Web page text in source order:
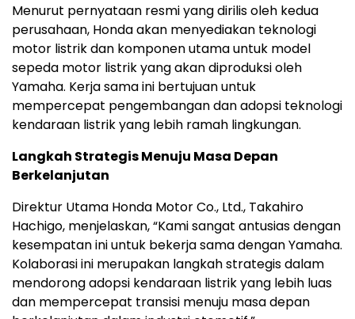
Menurut pernyataan resmi yang dirilis oleh kedua
perusahaan, Honda akan menyediakan teknologi
motor listrik dan komponen utama untuk model
sepeda motor listrik yang akan diproduksi oleh
Yamaha. Kerja sama ini bertujuan untuk
mempercepat pengembangan dan adopsi teknologi
kendaraan listrik yang lebih ramah lingkungan.
Langkah Strategis Menuju Masa Depan
Berkelanjutan
Direktur Utama Honda Motor Co., Ltd., Takahiro
Hachigo, menjelaskan, “Kami sangat antusias dengan
kesempatan ini untuk bekerja sama dengan Yamaha.
Kolaborasi ini merupakan langkah strategis dalam
mendorong adopsi kendaraan listrik yang lebih luas
dan mempercepat transisi menuju masa depan